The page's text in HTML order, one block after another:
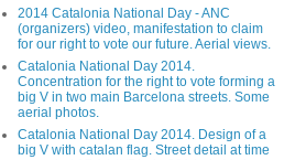
2014 Catalonia National Day - ANC
(organizers) video, manifestation to claim
for our right to vote our future. Aerial views.
Catalonia National Day 2014.
Concentration for the right to vote forming a
big V in two main Barcelona streets. Some
aerial photos.
Catalonia National Day 2014. Design of a
big V with catalan flag. Street detail at time